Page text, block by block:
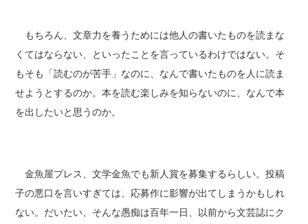
もちろん、文章力を養うためには他人の書いたものを読まな
くてはならない、といったことを言っているわけではない。そ
もそも「読むのが苦手」なのに、なんで書いたものを人に読ま
せようとするのか。本を読む楽しみを知らないのに、なんで本
を出したいと思うのか。
金魚屋プレス、文学金魚でも新人賞を募集するらしい。投稿
子の悪口を言いすぎては、応募作に影響が出てしまうかもしれ
ない。だいたい、そんな愚痴は百年一日、以前から文芸誌にク